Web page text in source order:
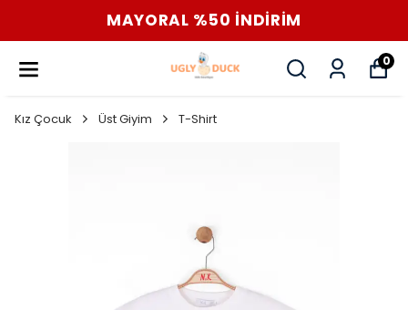
MAYORAL %50 İNDİRİM
0
Kız Çocuk Üst Giyim T-Shirt